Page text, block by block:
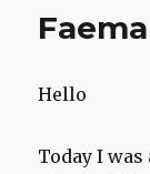
Hello
Today I